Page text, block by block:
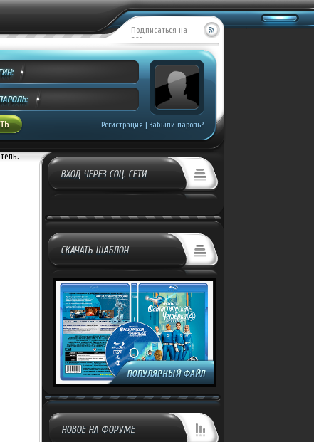
Подписаться на
RSS
CREEK ENTE...
Covrik
499
Регистрация | Забыли пароль?
ВХОД ЧЕРЕЗ СОЦ. СЕТИ
СКАЧАТЬ ШАБЛОН
НОВОЕ НА ФОРУМЕ